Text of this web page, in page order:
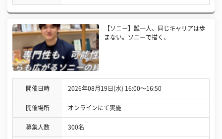
【ソニー】誰一人、同じキャリアは歩
まない。ソニーで描く、
開催日時 2026年08月19日(水) 16:00〜16:50
開催場所 オンラインにて実施
募集人数 300名